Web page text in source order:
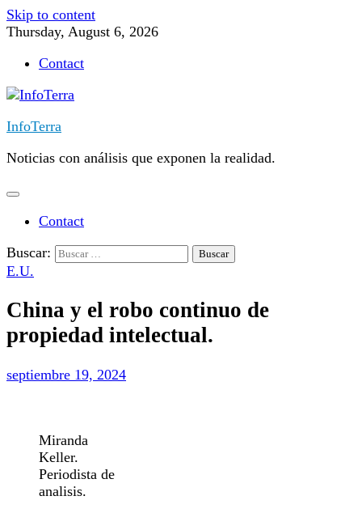
Skip to content
Thursday, August 6, 2026
Contact
InfoTerra
Noticias con análisis que exponen la realidad.
Contact
Buscar:
E.U.
China y el robo continuo de
propiedad intelectual.
septiembre 19, 2024
Miranda
Keller.
Periodista de
analisis.